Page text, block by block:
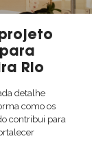
Rio
detalhe
como os
contribui para